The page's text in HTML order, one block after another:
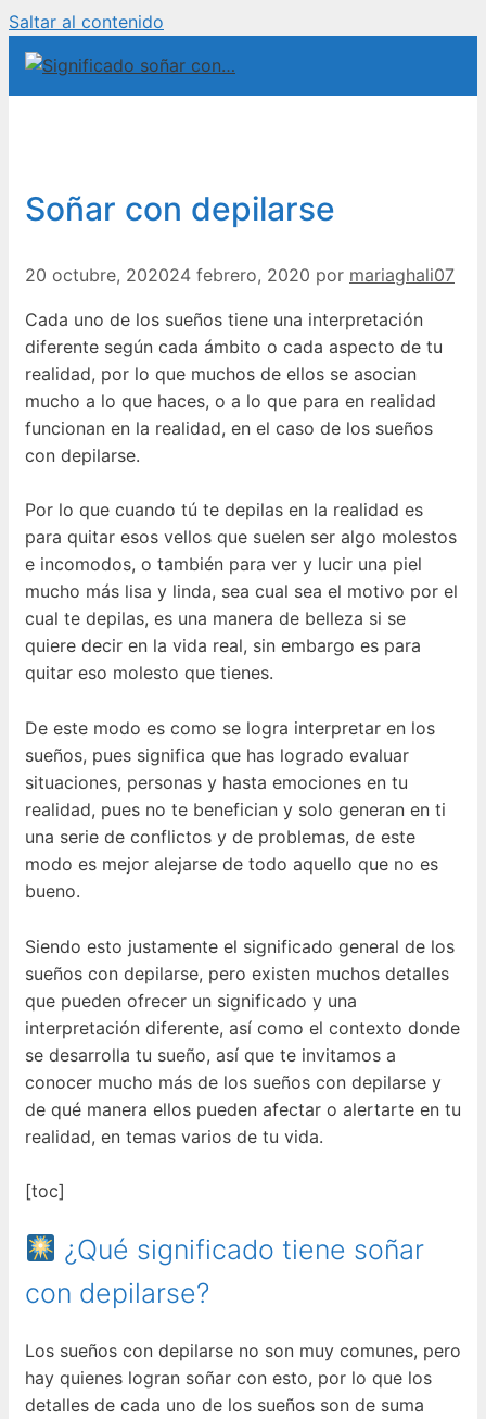
Saltar al contenido
Soñar con depilarse
20 octubre, 202024 febrero, 2020 por mariaghali07
Cada uno de los sueños tiene una interpretación
diferente según cada ámbito o cada aspecto de tu
realidad, por lo que muchos de ellos se asocian
mucho a lo que haces, o a lo que para en realidad
funcionan en la realidad, en el caso de los sueños
con depilarse.
Por lo que cuando tú te depilas en la realidad es
para quitar esos vellos que suelen ser algo molestos
e incomodos, o también para ver y lucir una piel
mucho más lisa y linda, sea cual sea el motivo por el
cual te depilas, es una manera de belleza si se
quiere decir en la vida real, sin embargo es para
quitar eso molesto que tienes.
De este modo es como se logra interpretar en los
sueños, pues significa que has logrado evaluar
situaciones, personas y hasta emociones en tu
realidad, pues no te benefician y solo generan en ti
una serie de conflictos y de problemas, de este
modo es mejor alejarse de todo aquello que no es
bueno.
Siendo esto justamente el significado general de los
sueños con depilarse, pero existen muchos detalles
que pueden ofrecer un significado y una
interpretación diferente, así como el contexto donde
se desarrolla tu sueño, así que te invitamos a
conocer mucho más de los sueños con depilarse y
de qué manera ellos pueden afectar o alertarte en tu
realidad, en temas varios de tu vida.
[toc]
¿Qué significado tiene soñar
con depilarse?
Los sueños con depilarse no son muy comunes, pero
hay quienes logran soñar con esto, por lo que los
detalles de cada uno de los sueños son de suma